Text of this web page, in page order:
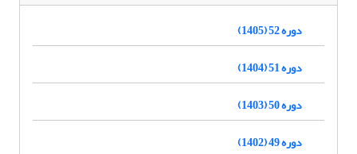
دوره 52 (1405)
دوره 51 (1404)
دوره 50 (1403)
دوره 49 (1402)